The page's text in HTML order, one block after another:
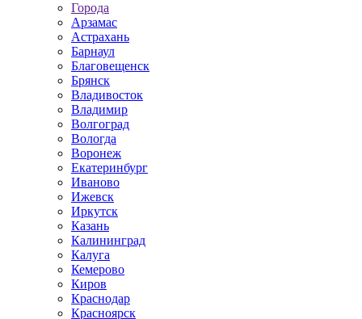
Города
Арзамас
Астрахань
Барнаул
Благовещенск
Брянск
Владивосток
Владимир
Волгоград
Вологда
Воронеж
Екатеринбург
Иваново
Ижевск
Иркутск
Казань
Калининград
Калуга
Кемерово
Киров
Краснодар
Красноярск